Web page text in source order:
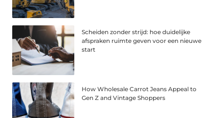
Scheiden zonder strijd: hoe duidelijke
afspraken ruimte geven voor een nieuwe
start
How Wholesale Carrot Jeans Appeal to
Gen Z and Vintage Shoppers